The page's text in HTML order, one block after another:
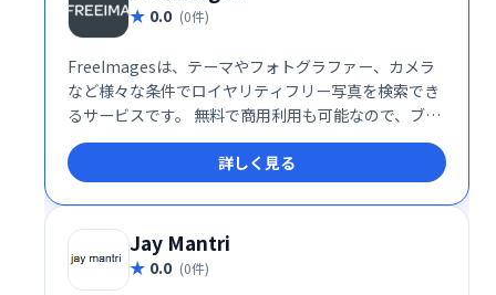
0.0 (0件)
FreeImagesは、テーマやフォトグラファー、カメラ
など様々な条件でロイヤリティフリー写真を検索でき
るサービスです。 無料で商用利用も可能なので、ブロ
グやウェブサイト、デザインなどに手軽に高品質な画
像を追加できます。豊富な写真の中から、最適な一枚
を見つけましょう。
詳しく見る
Jay Mantri
0.0 (0件)